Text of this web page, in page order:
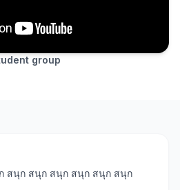
group
สนุก สนุก สนุก สนุก สนุก สนุก